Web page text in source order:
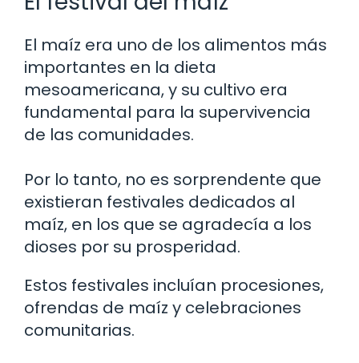
El maíz era uno de los alimentos más
importantes en la dieta
mesoamericana, y su cultivo era
fundamental para la supervivencia
de las comunidades.
Por lo tanto, no es sorprendente que
existieran festivales dedicados al
maíz, en los que se agradecía a los
dioses por su prosperidad.
Estos festivales incluían procesiones,
ofrendas de maíz y celebraciones
comunitarias.